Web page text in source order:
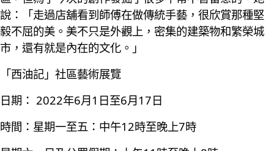
說：「走過店舖看到師傅在做傳統手藝，很欣賞那種堅
毅不屈的美。美不只是外觀上，密集的建築物和繁榮城
市，還有就是內在的文化。」
「西油記」社區藝術展覽
日期： 2022年6月1日至6月17日
時間：星期一至五：中午12時至晚上7時